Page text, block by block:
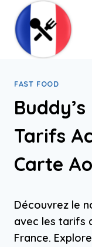
content
FAST FOOD
Tarifs
Carte
Découvrez le
avec les tarifs
France.